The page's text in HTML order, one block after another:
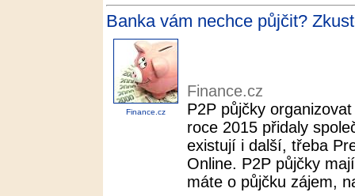
Banka vám nechce půjčit?
Finance.cz
Finance.cz
P2P půjčky
roce 2015 přidaly
existují i další, třeba
Online. P2P půjčky
máte o půjčku zájem,